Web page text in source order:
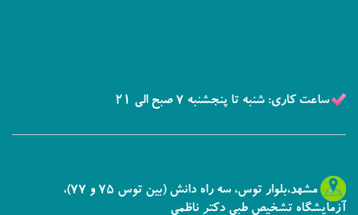
ساعت کاری: شنبه تا پنجشنبه 7 صبح الی 21
مشهد،بلوار توس، سه راه دانش (بین توس 75 و 77)،
آزمایشگاه تشخیص طبی دکتر ناظمی